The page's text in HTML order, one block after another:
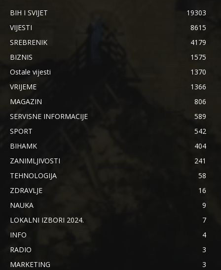
BIH I SVIJET
19303
VIJESTI
8615
SREBRENIK
4179
BIZNIS
1575
Ostale vijesti
1370
VRIJEME
1366
MAGAZIN
806
SERVISNE INFORMACIJE
589
SPORT
542
BIHAMK
404
ZANIMLJIVOSTI
241
TEHNOLOGIJA
58
ZDRAVLJE
16
NAUKA
9
LOKALNI IZBORI 2024.
7
INFO
4
RADIO
3
MARKETING
3